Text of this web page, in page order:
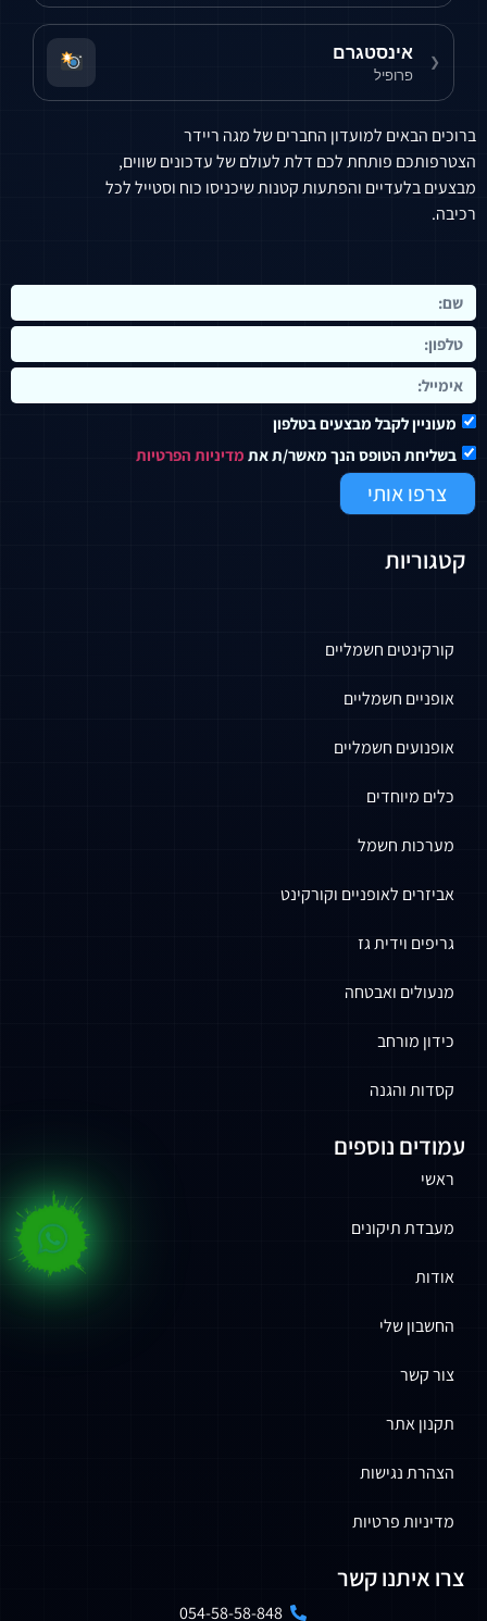
ברוכים הבאים למועדון החברים של מגה ריידר
הצטרפותכם פותחת לכם דלת לעולם של עדכונים שווים,
מבצעים בלעדיים והפתעות קטנות שיכניסו כוח וסטייל לכל
רכיבה.
מעוניין לקבל מבצעים בטלפון
בשליחת הטופס הנך מאשר/ת את מדיניות הפרטיות
צרפו אותי
קטגוריות
קורקינטים חשמליים
אופניים חשמליים
אופנועים חשמליים
כלים מיוחדים
מערכות חשמל
אביזרים לאופניים וקורקינט
גריפים וידית גז
מנעולים ואבטחה
כידון מורחב
קסדות והגנה
עמודים נוספים
ראשי
מעבדת תיקונים
אודות
החשבון שלי
צור קשר
תקנון אתר
הצהרת נגישות
מדיניות פרטיות
צרו איתנו קשר
054-58-58-848
❮ אינסטגרם
פרופיל